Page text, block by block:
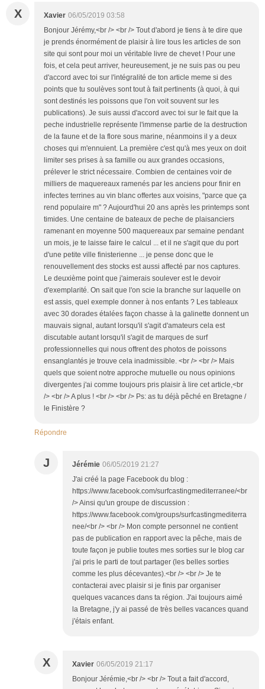
X Xavier 06/05/2019 03:58
Bonjour Jérémy,<br /> <br /> Tout d'abord je tiens à te dire que
je prends énormément de plaisir à lire tous les articles de son
site qui sont pour moi un véritable livre de chevet ! Pour une
fois, et cela peut arriver, heureusement, je ne suis pas ou peu
d'accord avec toi sur l'intégralité de ton article meme si des
points que tu soulèves sont tout à fait pertinents (à quoi, à qui
sont destinés les poissons que l'on voit souvent sur les
publications). Je suis aussi d'accord avec toi sur le fait que la
peche industrielle représente l'immense partie de la destruction
de la faune et de la flore sous marine, néanmoins il y a deux
choses qui m'ennuient. La première c'est qu'à mes yeux on doit
limiter ses prises à sa famille ou aux grandes occasions,
prélever le strict nécessaire. Combien de centaines voir de
milliers de maquereaux ramenés par les anciens pour finir en
infectes terrines au vin blanc offertes aux voisins, "parce que ça
rend populaire m" ? Aujourd'hui 20 ans après les printemps sont
timides. Une centaine de bateaux de peche de plaisanciers
ramenant en moyenne 500 maquereaux par semaine pendant
un mois, je te laisse faire le calcul ... et il ne s'agit que du port
d'une petite ville finisterienne ... je pense donc que le
renouvellement des stocks est aussi affecté par nos captures.
Le deuxième point que j'aimerais soulever est le devoir
d'exemplarité. On sait que l'on scie la branche sur laquelle on
est assis, quel exemple donner à nos enfants ? Les tableaux
avec 30 dorades étalées façon chasse à la galinette donnent un
mauvais signal, autant lorsqu'il s'agit d'amateurs cela est
discutable autant lorsqu'il s'agit de marques de surf
professionnelles qui nous offrent des photos de poissons
ensanglantés je trouve cela inadmissible. <br /> <br /> Mais
quels que soient notre approche mutuelle ou nous opinions
divergentes j'ai comme toujours pris plaisir à lire cet article,<br
/> <br /> A plus ! <br /> <br /> Ps: as tu déjà pêché en Bretagne /
le Finistère ?
Répondre
J Jérémie 06/05/2019 21:27
J'ai créé la page Facebook du blog :
https://www.facebook.com/surfcastingmediterranee/<br
/> Ainsi qu'un groupe de discussion :
https://www.facebook.com/groups/surfcastingmediterra
nee/<br /> <br /> Mon compte personnel ne contient
pas de publication en rapport avec la pêche, mais de
toute façon je publie toutes mes sorties sur le blog car
j'ai pris le parti de tout partager (les belles sorties
comme les plus décevantes).<br /> <br /> Je te
contacterai avec plaisir si je finis par organiser
quelques vacances dans ta région. J'ai toujours aimé
la Bretagne, j'y ai passé de très belles vacances quand
j'étais enfant.
X Xavier 06/05/2019 21:17
Bonjour Jérémie,<br /> <br /> Tout a fait d'accord,